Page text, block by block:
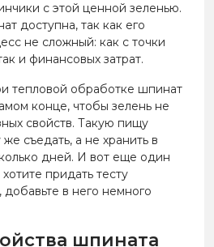
с этой ценной зеленью.
доступна, так как его
не сложный: как с точки
и финансовых затрат.
тепловой обработке шпинат
конце, чтобы зелень не
свойств. Такую пищу
съедать, а не хранить в
дней. И вот еще один
придать тесту
в него немного
шпината